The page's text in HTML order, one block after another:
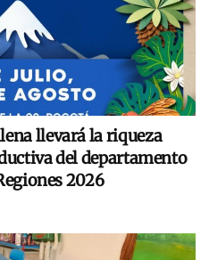
llevará la riqueza
del departamento
2026